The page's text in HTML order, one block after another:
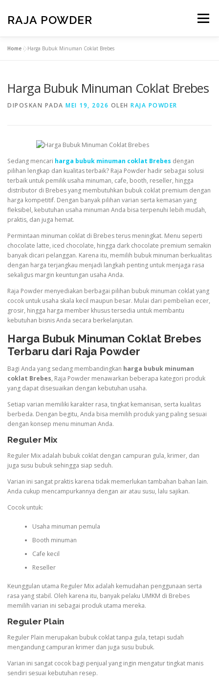
RAJA POWDER Menu
KONTAK KAMI PAKET USAHA
Home »Harga Bubuk Minuman Coklat Brebes
Harga Bubuk Minuman Coklat Brebes
DIPOSKAN PADA MEI 19, 2026 OLEH RAJA POWDER
Sedang mencari harga bubuk minuman coklat Brebes dengan
pilihan lengkap dan kualitas terbaik? Raja Powder hadir sebagai solusi
terbaik untuk pemilik usaha minuman, cafe, booth, reseller, hingga
distributor di Brebes yang membutuhkan bubuk coklat premium dengan
harga kompetitif. Dengan banyak pilihan varian serta kemasan yang
fleksibel, kebutuhan usaha minuman Anda bisa terpenuhi lebih mudah,
praktis, dan juga hemat.
Permintaan minuman coklat di Brebes terus meningkat. Menu seperti
chocolate latte, iced chocolate, hingga dark chocolate premium semakin
banyak dicari pelanggan. Karena itu, memilih bubuk minuman berkualitas
dengan harga terjangkau menjadi langkah penting untuk menjaga rasa
sekaligus margin keuntungan usaha Anda.
Raja Powder menyediakan berbagai pilihan bubuk minuman coklat yang
cocok untuk usaha skala kecil maupun besar. Mulai dari pembelian ecer,
grosir, hingga harga member khusus tersedia untuk membantu
kebutuhan bisnis Anda secara berkelanjutan.
Harga Bubuk Minuman Coklat Brebes
Terbaru dari Raja Powder
Bagi Anda yang sedang membandingkan harga bubuk minuman
coklat Brebes, Raja Powder menawarkan beberapa kategori produk
yang dapat disesuaikan dengan kebutuhan usaha.
Setiap varian memiliki karakter rasa, tingkat kemanisan, serta kualitas
berbeda. Dengan begitu, Anda bisa memilih produk yang paling sesuai
dengan konsep menu minuman Anda.
Reguler Mix
Reguler Mix adalah bubuk coklat dengan campuran gula, krimer, dan
juga susu bubuk sehingga siap seduh.
Varian ini sangat praktis karena tidak memerlukan tambahan bahan lain.
Anda cukup mencampurkannya dengan air atau susu, lalu sajikan.
Cocok untuk:
Usaha minuman pemula
Booth minuman
Cafe kecil
Reseller
Keunggulan utama Reguler Mix adalah kemudahan penggunaan serta
rasa yang stabil. Oleh karena itu, banyak pelaku UMKM di Brebes
memilih varian ini sebagai produk utama mereka.
Reguler Plain
Reguler Plain merupakan bubuk coklat tanpa gula, tetapi sudah
mengandung campuran krimer dan juga susu bubuk.
Varian ini sangat cocok bagi penjual yang ingin mengatur tingkat manis
sendiri sesuai kebutuhan resep.